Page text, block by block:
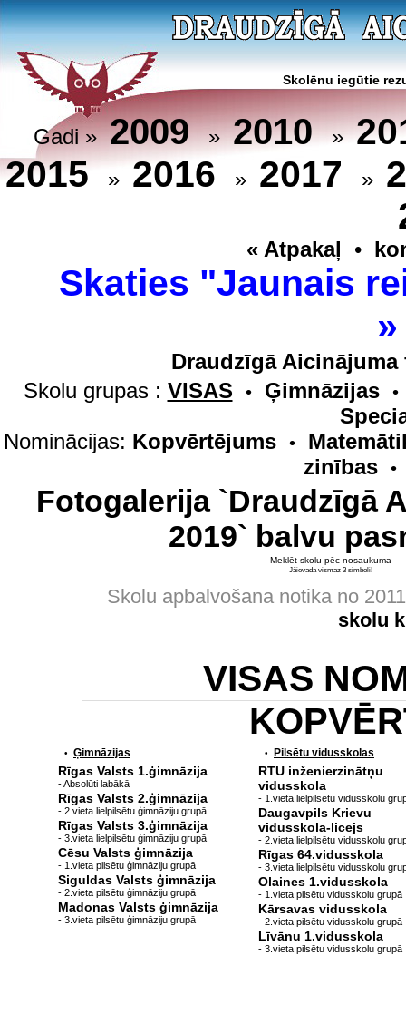
Skolēnu iegūtie
Gadi »2009 »2010 »
2015
» 2016 » 2017 »
« Atpakaļ •
Skaties "Jaunais
Draudzīgā
Skolu grupas : VISAS • Ģimnāzijas •
Nominācijas: Kopvērtējums •
zinības
•
Fotogalerija `Draudzīgā
2019` balvu
Meklēt skolu pēc nosaukuma
Jāievada vismaz 3 simboli!
Skolu apbalvošana notika no
skolu
VISAS
• Ģimnāzijas
Rīgas Valsts 1.ģimnāzija
- Absolūti labākā
Rīgas Valsts 2.ģimnāzija
- 2.vieta lielpilsētu ģimnāziju grupā
Rīgas Valsts 3.ģimnāzija
- 3.vieta lielpilsētu ģimnāziju grupā
Cēsu Valsts ģimnāzija
- 1.vieta pilsētu ģimnāziju grupā
Siguldas Valsts ģimnāzija
- 2.vieta pilsētu ģimnāziju grupā
Madonas Valsts ģimnāzija
- 3.vieta pilsētu ģimnāziju grupā
• Pilsētu vidusskolas
RTU inženierzinātņu
vidusskola
- 1.vieta lielpilsētu vidusskolu
Daugavpils Krievu
vidusskola-licejs
- 2.vieta lielpilsētu vidusskolu
Rīgas 64.vidusskola
- 3.vieta lielpilsētu vidusskolu
Olaines 1.vidusskola
- 1.vieta pilsētu vidusskolu grupā
Kārsavas vidusskola
- 2.vieta pilsētu vidusskolu grupā
Līvānu 1.vidusskola
- 3.vieta pilsētu vidusskolu grupā